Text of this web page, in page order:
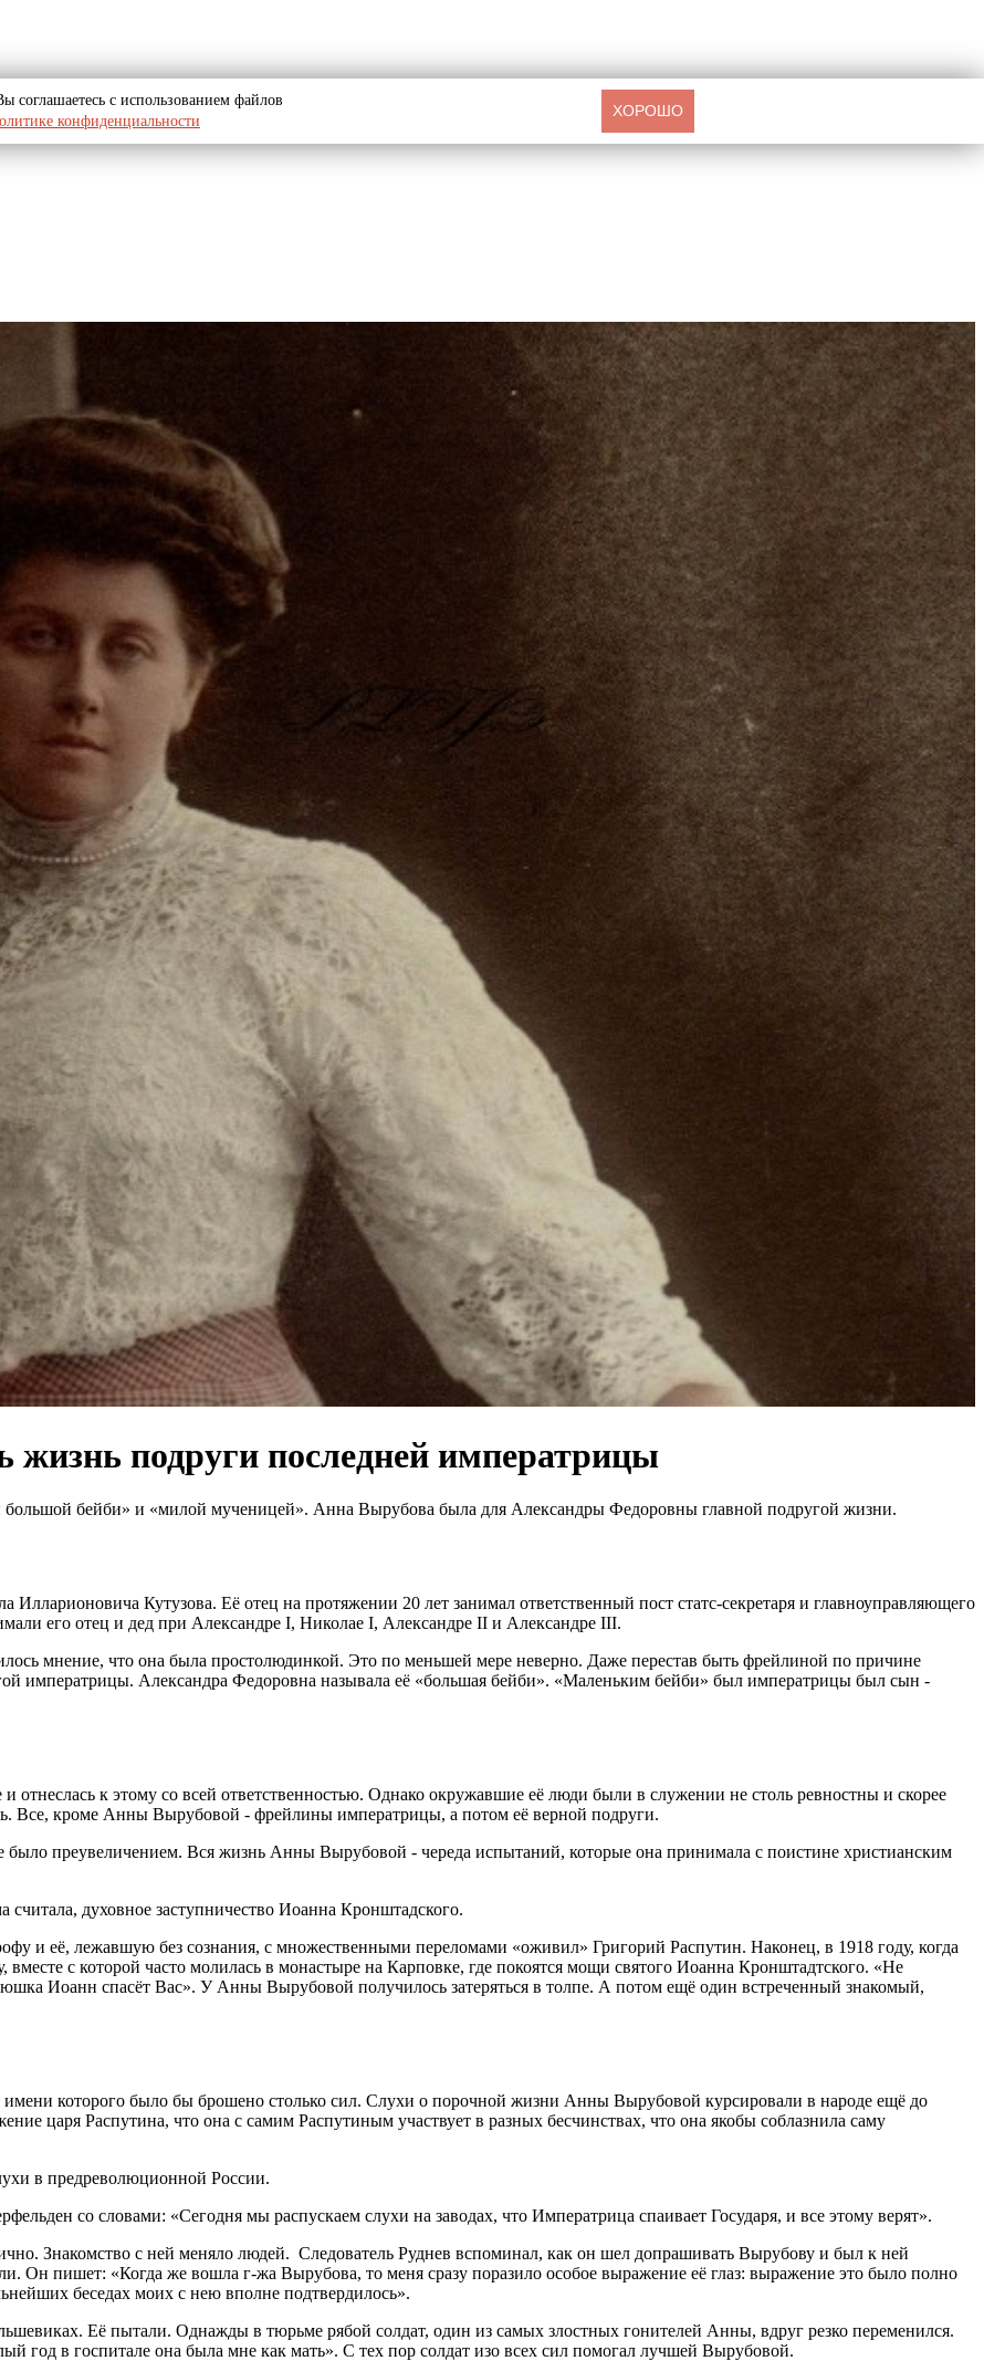
подруги последней императрицы
большой бейби» и «милой мученицей». Анна Вырубова была для Александры Федоровны главной подругой жизни.
Кутузова. Её отец на протяжении 20 лет занимал ответственный пост статс-секретаря и главноуправляющего
его отец и дед при Александре I, Николае I, Александре II и Александре III.
мнение, что она была простолюдинкой. Это по меньшей мере неверно. Даже перестав быть фрейлиной по причине
императрицы. Александра Федоровна называла её «большая бейби». «Маленьким бейби» был императрицы был сын -
отнеслась к этому со всей ответственностью. Однако окружавшие её люди были в служении не столь ревностны и скорее
Все, кроме Анны Вырубовой - фрейлины императрицы, а потом её верной подруги.
преувеличением. Вся жизнь Анны Вырубовой - череда испытаний, которые она принимала с поистине христианским
духовное заступничество Иоанна Кронштадского.
и её, лежавшую без сознания, с множественными переломами «оживил» Григорий Распутин. Наконец, в 1918 году, когда
с которой часто молилась в монастыре на Карповке, где покоятся мощи святого Иоанна Кронштадтского. «Не
Иоанн спасёт Вас». У Анны Вырубовой получилось затеряться в толпе. А потом ещё один встреченный знакомый,
которого было бы брошено столько сил. Слухи о порочной жизни Анны Вырубовой курсировали в народе ещё до
царя Распутина, что она с самим Распутиным участвует в разных бесчинствах, что она якобы соблазнила саму
в предреволюционной России.
со словами: «Сегодня мы распускаем слухи на заводах, что Императрица спаивает Государя, и все этому верят».
Знакомство с ней меняло людей. Следователь Руднев вспоминал, как он шел допрашивать Вырубову и был к ней
Он пишет: «Когда же вошла г-жа Вырубова, то меня сразу поразило особое выражение её глаз: выражение это было полно
беседах моих с нею вполне подтвердилось».
Её пытали. Однажды в тюрьме рябой солдат, один из самых злостных гонителей Анны, вдруг резко переменился.
год в госпитале она была мне как мать». С тех пор солдат изо всех сил помогал лучшей Вырубовой.
соглашаетесь с использованием файлов
конфиденциальности
ХОРОШО